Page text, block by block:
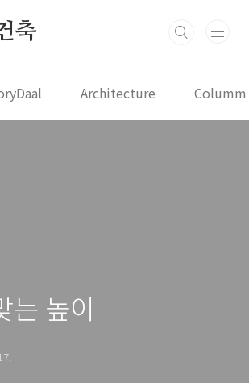
축
Architecture Columm
는 높이